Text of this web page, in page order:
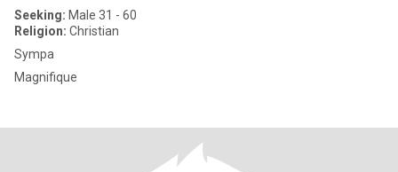
Seeking: Male 31 - 60
Religion: Christian
Sympa
Magnifique